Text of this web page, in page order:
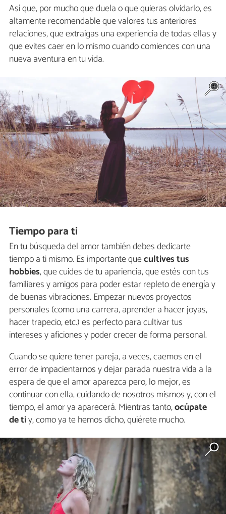
Así que, por mucho que duela o que quieras olvidarlo, es
altamente recomendable que valores tus anteriores
relaciones, que extraigas una experiencia de todas ellas y
que evites caer en lo mismo cuando comiences con una
nueva aventura en tu vida.
Tiempo para ti
En tu búsqueda del amor también debes dedicarte
tiempo a ti mismo. Es importante quecultives tus
hobbies, que cuides de tu apariencia, que estés con tus
familiares y amigos para poder estar repleto de energía y
de buenas vibraciones. Empezar nuevos proyectos
personales (como una carrera, aprender a hacer joyas,
hacer trapecio, etc.) es perfecto para cultivar tus
intereses y aficiones y poder crecer de forma personal.
Cuando se quiere tener pareja, a veces, caemos en el
error de impacientarnos y dejar parada nuestra vida a la
espera de que el amor aparezca pero, lo mejor, es
continuar con ella, cuidando de nosotros mismos y, con el
tiempo, el amor ya aparecerá. Mientras tanto,ocúpate
de tiy, como ya te hemos dicho, quiérete mucho.